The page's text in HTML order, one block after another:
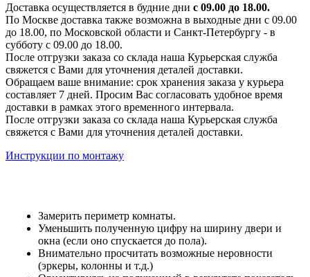
Доставка осуществляется в будние дни с 09.00 до 18.00.
По Москве доставка также возможна в выходные дни с 09.00
до 18.00, по Московской области и Санкт-Петербургу - в
субботу с 09.00 до 18.00.
После отгрузки заказа со склада наша Курьерская служба
свяжется с Вами для уточнения деталей доставки.
Обращаем ваше внимание: срок хранения заказа у курьера
составляет 7 дней. Просим Вас согласовать удобное время
доставки в рамках этого временного интервала.
После отгрузки заказа со склада наша Курьерская служба
свяжется с Вами для уточнения деталей доставки.
Инструкции по монтажу
Замерить периметр комнаты.
Уменьшить полученную цифру на ширину двери и
окна (если оно спускается до пола).
Внимательно просчитать возможные неровности
(эркеры, колонны и т.д.)